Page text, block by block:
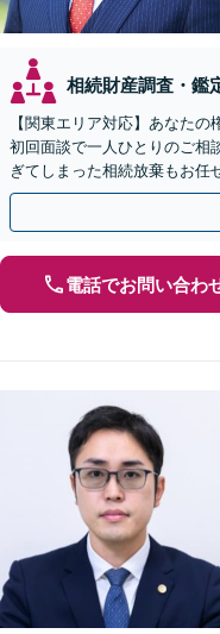
相続財産調査・鑑
【関東エリア対応】あなたの
初回面談で一人ひとりのご相
ぎてしまった相続放棄もお任
理から遺言書の作成・執行ま
電話でお問い合わ